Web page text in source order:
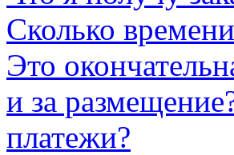
Сколько
Это
и за
платежи?